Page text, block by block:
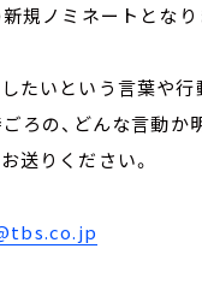
規ノミネートとなり
たいという言葉や行
ごろの、どんな言動か
送りください。